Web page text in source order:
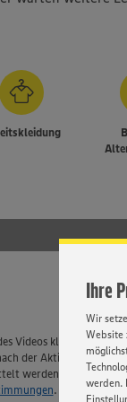
Ihre
Wir
Website
werden.
Videos klicken Sie
der Aktivierung
werden. Weitere
.